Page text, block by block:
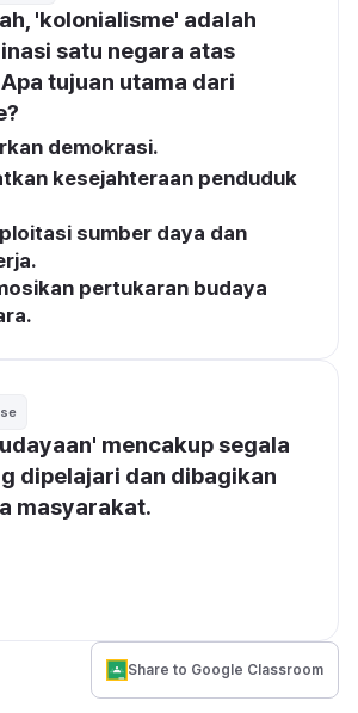
'kolonialisme' adalah
satu negara atas
tujuan utama dari
demokrasi.
kesejahteraan penduduk
sumber daya dan
pertukaran budaya
mencakup segala
dipelajari dan dibagikan
masyarakat.
Share to Google Classroom